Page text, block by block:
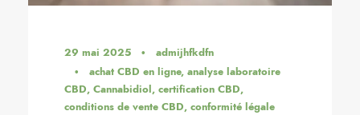
29 mai 2025 •
admijhfkdfn
•
achat CBD en ligne, analyse laboratoire
CBD, Cannabidiol, certification CBD,
conditions de vente CBD, conformité légale